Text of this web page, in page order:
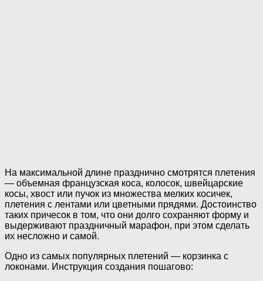
На максимальной длине празднично смотрятся плетения
— объемная французская коса, колосок, швейцарские
косы, хвост или пучок из множества мелких косичек,
плетения с лентами или цветными прядями. Достоинство
таких причесок в том, что они долго сохраняют форму и
выдерживают праздничный марафон, при этом сделать
их несложно и самой.
Одно из самых популярных плетений — корзинка с
локонами. Инструкция создания пошагово: